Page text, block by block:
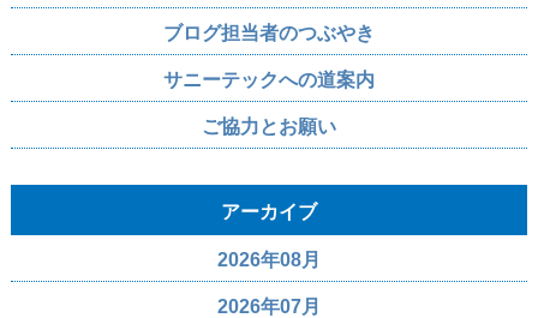
ブログ担当者のつぶやき
サニーテックへの道案内
ご協力とお願い
アーカイブ
2026年08月
2026年07月